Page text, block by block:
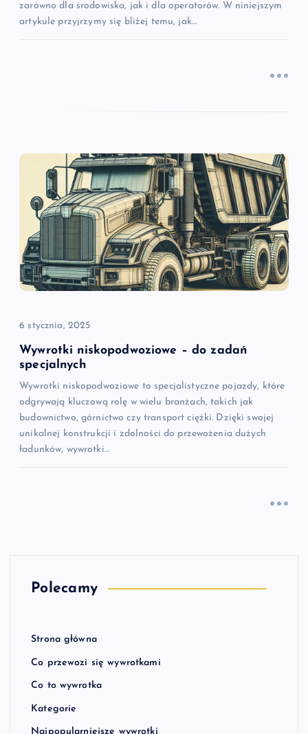
zarówno dla środowiska, jak i dla operatorów. W niniejszym
artykule przyjrzymy się bliżej temu, jak…
6 stycznia, 2025
Wywrotki niskopodwoziowe – do zadań
specjalnych
Wywrotki niskopodwoziowe to specjalistyczne pojazdy, które
odgrywają kluczową rolę w wielu branżach, takich jak
budownictwo, górnictwo czy transport ciężki. Dzięki swojej
unikalnej konstrukcji i zdolności do przewożenia dużych
ładunków, wywrotki…
Polecamy
Strona główna
Co przewozi się wywrotkami
Co to wywrotka
Kategorie
Najpopularniejsze wywrotki